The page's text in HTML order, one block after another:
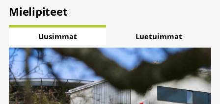
Mielipiteet
Uusimmat Luetuimmat